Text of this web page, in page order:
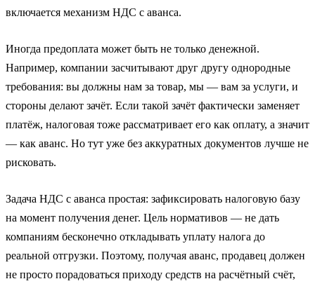
включается механизм НДС с аванса.
Иногда предоплата может быть не только денежной.
Например, компании засчитывают друг другу однородные
требования: вы должны нам за товар, мы — вам за услуги, и
стороны делают зачёт. Если такой зачёт фактически заменяет
платёж, налоговая тоже рассматривает его как оплату, а значит
— как аванс. Но тут уже без аккуратных документов лучше не
рисковать.
Задача НДС с аванса простая: зафиксировать налоговую базу
на момент получения денег. Цель нормативов — не дать
компаниям бесконечно откладывать уплату налога до
реальной отгрузки. Поэтому, получая аванс, продавец должен
не просто порадоваться приходу средств на расчётный счёт,